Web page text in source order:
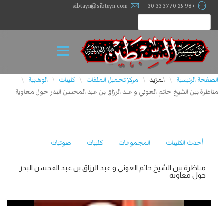
+98 25 3770 33 30
sibtayn@sibtayn.com
الصفحة الرئيسية \ المزيد \ مركز تحميل الملفات \ كليبات \ الوهابية \
مناظرة بين الشيخ حاتم العوني و عبد الرزاق بن عبد المحسن البدر حول معاوية
أحدث الكليبات المجموعات كليبات صوتيات
مناظرة بين الشيخ حاتم العوني و عبد الرزاق بن عبد المحسن البدر
حول معاوية